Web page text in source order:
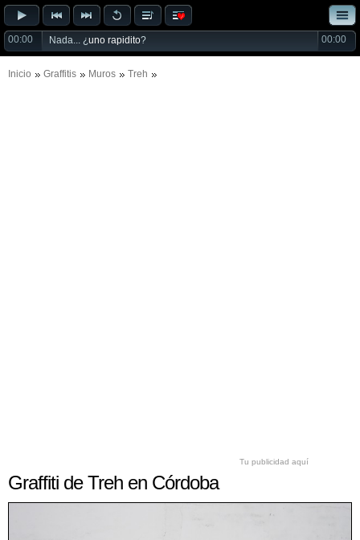
00:00 Nada... ¿uno rapidito? 00:00
Inicio Graffitis Muros Treh
Tu publicidad aquí
Graffiti de Treh en Córdoba